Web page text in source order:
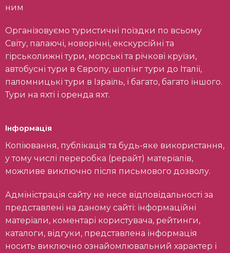
ним
Організовуємо туристичні поїздки по всьому
Світу, палаючі, новорічні, екскурсійні та
гірськолижні тури, морські та річкові круїзи,
автобусні тури в Європу, шопінг тури до Італії,
паломницькі тури в Ізраїль, і багато, багато іншого.
Тури на яхті і оренда яхт.
Інформація
Копіювання, публікація та будь-яке використання,
у тому числі переробка (рерайт) матеріалів,
можливе виключно після письмового дозволу.
Адміністрація сайту не несе відповідальності за
представлені на даному сайті: інформаційні
матеріали, коментарі користувача, рейтинги,
каталоги, відгуки, представлена інформація
носить виключно ознайомлювальний характер і